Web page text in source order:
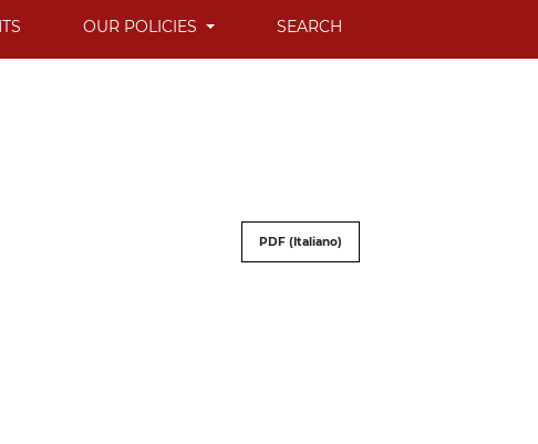
OUR POLICIES SEARCH
PDF (Italiano)